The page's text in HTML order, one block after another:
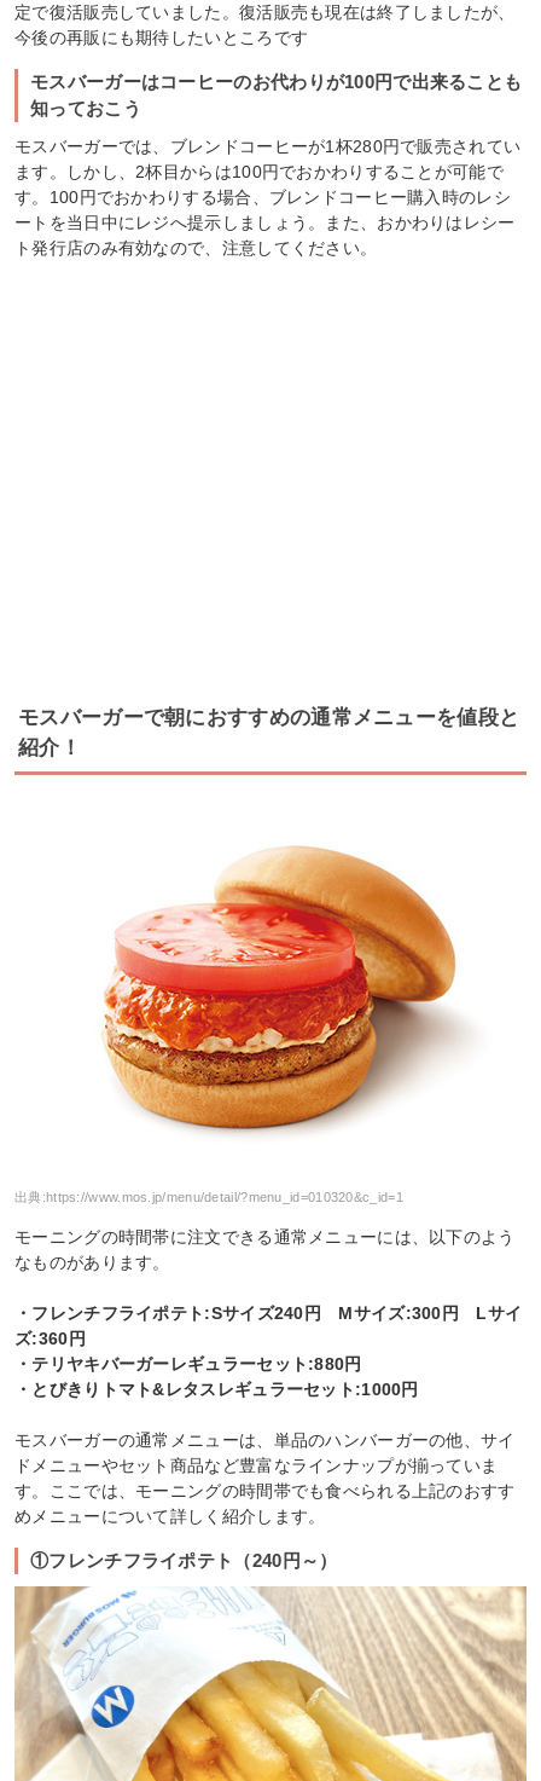
定で復活販売していました。復活販売も現在は終了しましたが、
今後の再販にも期待したいところです
モスバーガーはコーヒーのお代わりが100円で出来ることも
知っておこう
モスバーガーでは、ブレンドコーヒーが1杯280円で販売されてい
ます。しかし、2杯目からは100円でおかわりすることが可能で
す。100円でおかわりする場合、ブレンドコーヒー購入時のレシ
ートを当日中にレジへ提示しましょう。また、おかわりはレシー
ト発行店のみ有効なので、注意してください。
モスバーガーで朝におすすめの通常メニューを値段と
紹介！
出典:https://www.mos.jp/menu/detail/?menu_id=010320&c_id=1
モーニングの時間帯に注文できる通常メニューには、以下のよう
なものがあります。
・フレンチフライポテト:Sサイズ240円 Mサイズ:300円 Lサイ
ズ:360円
・テリヤキバーガーレギュラーセット:880円
・とびきりトマト&レタスレギュラーセット:1000円
モスバーガーの通常メニューは、単品のハンバーガーの他、サイ
ドメニューやセット商品など豊富なラインナップが揃っていま
す。ここでは、モーニングの時間帯でも食べられる上記のおすす
めメニューについて詳しく紹介します。
①フレンチフライポテト（240円～）